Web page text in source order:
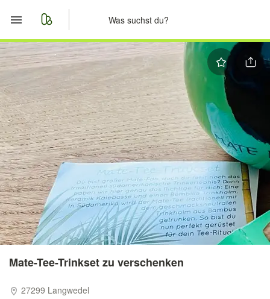
Start
Merkliste
Nachrichten
Anzeige aufgeben
Mate-Tee-Trinkset zu verschenken
27299 Langwedel